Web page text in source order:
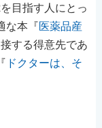
目指す人にとっ
な本『医薬品産
する得意先であ
ドクターは、そ